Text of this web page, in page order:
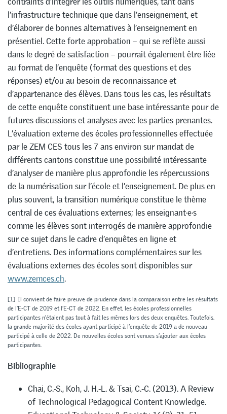
l’infrastructure technique que dans l’enseignement, et
d’élaborer de bonnes alternatives à l’enseignement en
présentiel. Cette forte approbation – qui se reflète aussi
dans le degré de satisfaction – pourrait également être liée
au format de l’enquête (format des questions et des
réponses) et/ou au besoin de reconnaissance et
d’appartenance des élèves. Dans tous les cas, les résultats
de cette enquête constituent une base intéressante pour de
futures discussions et analyses avec les parties prenantes.
L’évaluation externe des écoles professionnelles effectuée
par le ZEM CES tous les 7 ans environ sur mandat de
différents cantons constitue une possibilité intéressante
d’analyser de manière plus approfondie les répercussions
de la numérisation sur l’école et l’enseignement. De plus en
plus souvent, la transition numérique constitue le thème
central de ces évaluations externes; les enseignant·e·s
comme les élèves sont interrogés de manière approfondie
sur ce sujet dans le cadre d’enquêtes en ligne et
d’entretiens. Des informations complémentaires sur les
évaluations externes des écoles sont disponibles sur
www.zemces.ch.
[1] Il convient de faire preuve de prudence dans la comparaison entre les résultats
de l’E-CT de 2019 et l’E-CT de 2022. En effet, les écoles professionnelles
participantes n’étaient pas tout à fait les mêmes lors des deux enquêtes. Toutefois,
la grande majorité des écoles ayant participé à l’enquête de 2019 a de nouveau
participé à celle de 2022. De nouvelles écoles sont venues s’ajouter aux écoles
participantes.
Bibliographie
Chai, C.-S., Koh, J. H.-L. & Tsai, C.-C. (2013). A Review
of Technological Pedagogical Content Knowledge.